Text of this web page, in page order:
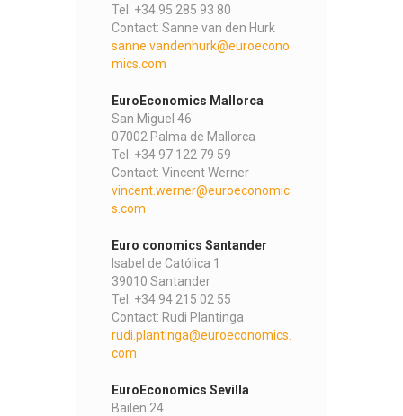
Tel. +34 95 285 93 80
Contact: Sanne van den Hurk
sanne.vandenhurk@euroecono
mics.com
EuroEconomics Mallorca
San Miguel 46
07002 Palma de Mallorca
Tel. +34 97 122 79 59
Contact: Vincent Werner
vincent.werner@euroeconomic
s.com
Euro conomics Santander
Isabel de Católica 1
39010 Santander
Tel. +34 94 215 02 55
Contact: Rudi Plantinga
rudi.plantinga@euroeconomics.
com
EuroEconomics Sevilla
Bailen 24